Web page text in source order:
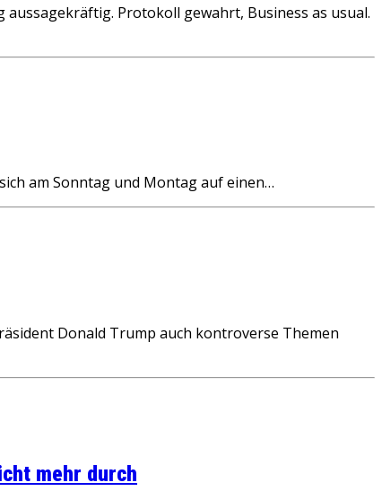
aussagekräftig. Protokoll gewahrt, Business as usual.
am Sonntag und Montag auf einen…
Donald Trump auch kontroverse Themen
mehr durch